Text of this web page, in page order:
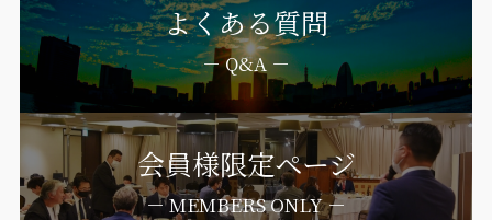
よくある質問
－ Q&A －
会員様限定ページ
－ MEMBERS ONLY －